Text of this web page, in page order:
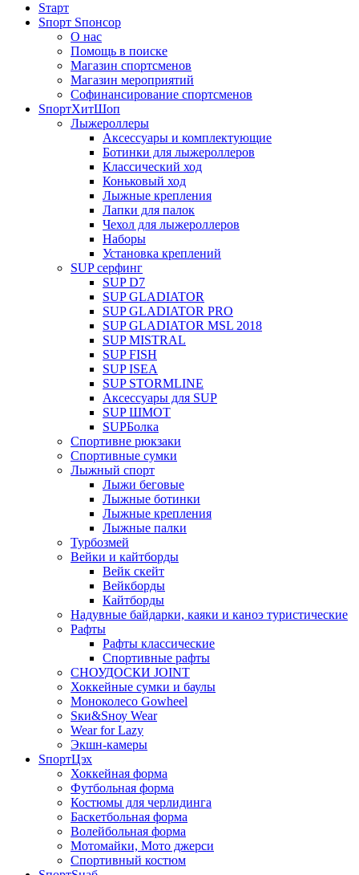
Sтарт
Sпорт Sпонсор
О нас
Помощь в поиске
Магазин спортсменов
Магазин мероприятий
Софинансирование спортсменов
SпортХитШоп
Лыжероллеры
Аксессуары и комплектующие
Ботинки для лыжероллеров
Классический ход
Коньковый ход
Лыжные крепления
Лапки для палок
Чехол для лыжероллеров
Наборы
Установка креплений
SUP серфинг
SUP D7
SUP GLADIATOR
SUP GLADIATOR PRO
SUP GLADIATOR MSL 2018
SUP MISTRAL
SUP FISH
SUP ISEA
SUP STORMLINE
Аксессуары для SUP
SUP ШМОТ
SUPБолка
Спортивне рюкзаки
Спортивные сумки
Лыжный спорт
Лыжи беговые
Лыжные ботинки
Лыжные крепления
Лыжные палки
Турбозмей
Вейки и кайтборды
Вейк скейт
Вейкборды
Кайтборды
Надувные байдарки, каяки и каноэ туристические
Рафты
Рафты классические
Спортивные рафты
СНОУДОСКИ JOINT
Хоккейные сумки и баулы
Моноколесо Gowheel
Sки&Sноу Wear
Wear for Lazy
Экшн-камеры
SпортЦэх
Хоккейная форма
Футбольная форма
Костюмы для черлидинга
Баскетбольная форма
Волейбольная форма
Мотомайки, Мото джерси
Спортивный костюм